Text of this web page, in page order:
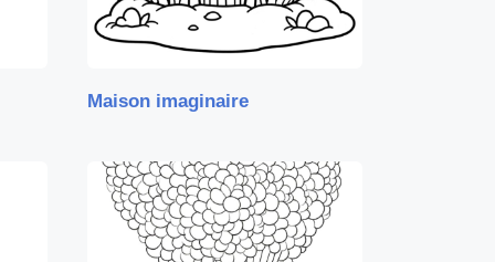
Maison imaginaire